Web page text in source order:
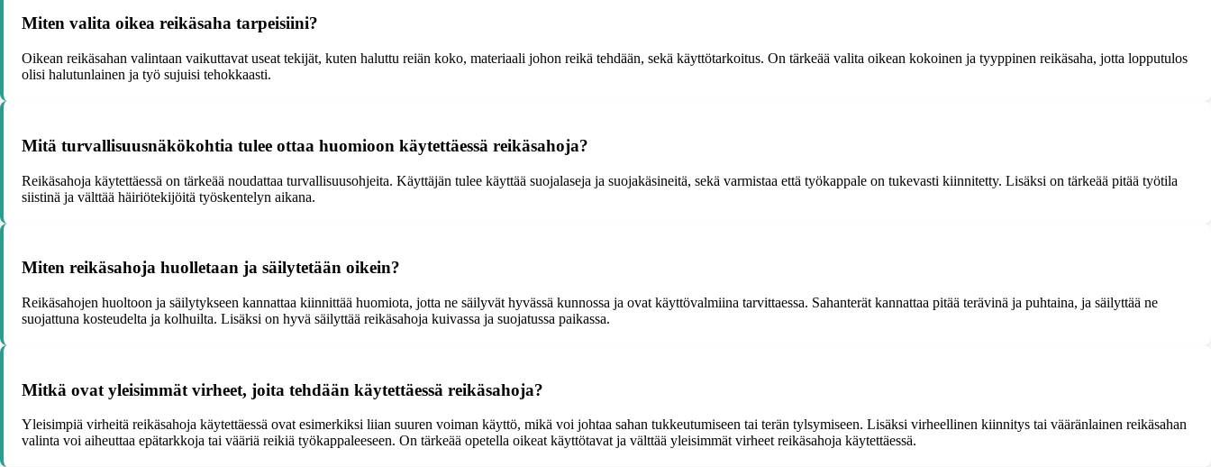
Miten valita oikea reikäsaha tarpeisiini?
Oikean reikäsahan valintaan vaikuttavat useat tekijät, kuten haluttu reiän koko, materiaali johon reikä tehdään, sekä käyttötarkoitus. On tärkeää valita oikean kokoinen ja tyyppinen reikäsaha, jotta lopputulos
olisi halutunlainen ja työ sujuisi tehokkaasti.
Mitä turvallisuusnäkökohtia tulee ottaa huomioon käytettäessä reikäsahoja?
Reikäsahoja käytettäessä on tärkeää noudattaa turvallisuusohjeita. Käyttäjän tulee käyttää suojalaseja ja suojakäsineitä, sekä varmistaa että työkappale on tukevasti kiinnitetty. Lisäksi on tärkeää pitää työtila
siistinä ja välttää häiriötekijöitä työskentelyn aikana.
Miten reikäsahoja huolletaan ja säilytetään oikein?
Reikäsahojen huoltoon ja säilytykseen kannattaa kiinnittää huomiota, jotta ne säilyvät hyvässä kunnossa ja ovat käyttövalmiina tarvittaessa. Sahanterät kannattaa pitää terävinä ja puhtaina, ja säilyttää ne
suojattuna kosteudelta ja kolhuilta. Lisäksi on hyvä säilyttää reikäsahoja kuivassa ja suojatussa paikassa.
Mitkä ovat yleisimmät virheet, joita tehdään käytettäessä reikäsahoja?
Yleisimpiä virheitä reikäsahoja käytettäessä ovat esimerkiksi liian suuren voiman käyttö, mikä voi johtaa sahan tukkeutumiseen tai terän tylsymiseen. Lisäksi virheellinen kiinnitys tai vääränlainen reikäsahan
valinta voi aiheuttaa epätarkkoja tai vääriä reikiä työkappaleeseen. On tärkeää opetella oikeat käyttötavat ja välttää yleisimmät virheet reikäsahoja käytettäessä.